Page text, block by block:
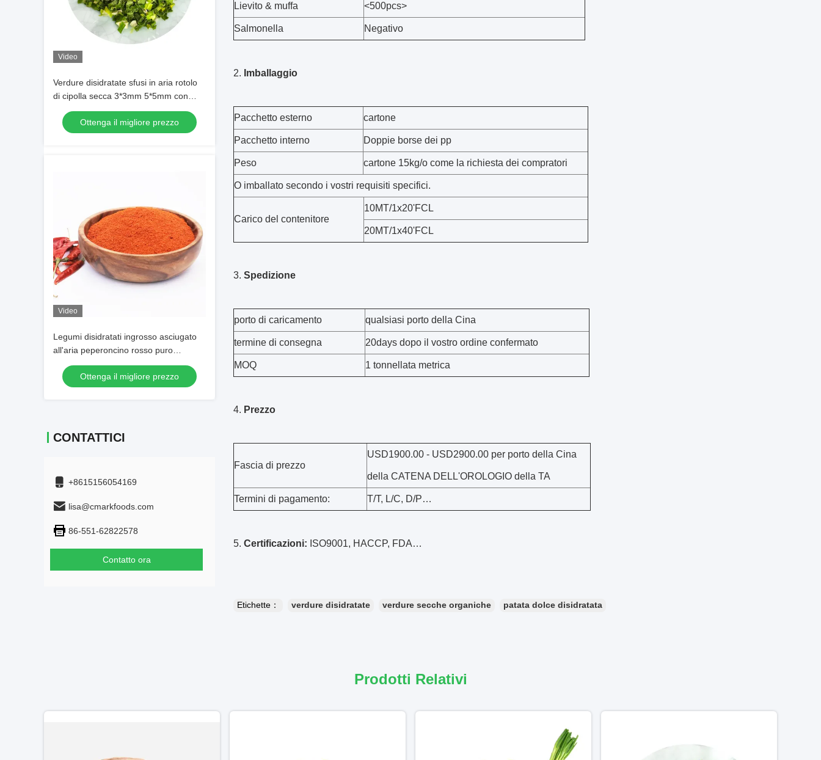
Video
Verdure disidratate sfusi in aria rotolo
di cipolla secca 3*3mm 5*5mm con
colore e sapore naturali
Ottenga il migliore prezzo
Video
Legumi disidratati ingrosso asciugato
all'aria peperoncino rosso puro
SHU30000 peperoncino rosso in
polvere peperoncino in polvere
Ottenga il migliore prezzo
CONTATTICI
+8615156054169
lisa@cmarkfoods.com
86-551-62822578
Contatto ora
Lievito & muffa <500pcs>
Salmonella Negativo
2. Imballaggio
Pacchetto esterno cartone
Pacchetto interno Doppie borse dei pp
Peso cartone 15kg/o come la richiesta dei compratori
O imballato secondo i vostri requisiti specifici.
Carico del contenitore
10MT/1x20'FCL
20MT/1x40'FCL
3. Spedizione
porto di caricamento qualsiasi porto della Cina
termine di consegna 20days dopo il vostro ordine confermato
MOQ 1 tonnellata metrica
4. Prezzo
Fascia di prezzo
USD1900.00 - USD2900.00 per porto della Cina
della CATENA DELL'OROLOGIO della TA
Termini di pagamento: T/T, L/C, D/P…
5. Certificazioni: ISO9001, HACCP, FDA…
Etichette： verdure disidratate verdure secche organiche patata dolce disidratata
Prodotti Relativi